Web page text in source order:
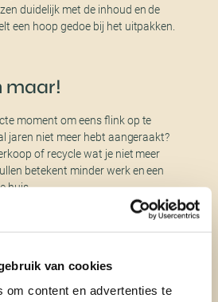
van cookies
om content en advertenties te
duidelijk met de inhoud en de
een hoop gedoe bij het uitpakken.
maar!
moment om eens flink op te
jaren niet meer hebt aangeraakt?
of recycle wat je niet meer
betekent minder werk en een
huis.
dat je genoeg hulp hebt.